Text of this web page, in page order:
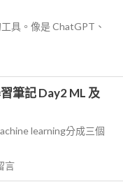
具。像是 ChatGPT、
筆記 Day2 ML 及
learning分成三個
言